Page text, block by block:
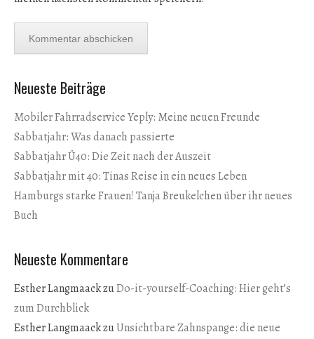
Neueste Beiträge
Mobiler Fahrradservice Yeply: Meine neuen Freunde
Sabbatjahr: Was danach passierte
Sabbatjahr Ü40: Die Zeit nach der Auszeit
Sabbatjahr mit 40: Tinas Reise in ein neues Leben
Hamburgs starke Frauen! Tanja Breukelchen über ihr neues
Buch
Neueste Kommentare
Esther LangmaackzuDo-it-yourself-Coaching: Hier geht’s
zum Durchblick
Esther LangmaackzuUnsichtbare Zahnspange: die neue